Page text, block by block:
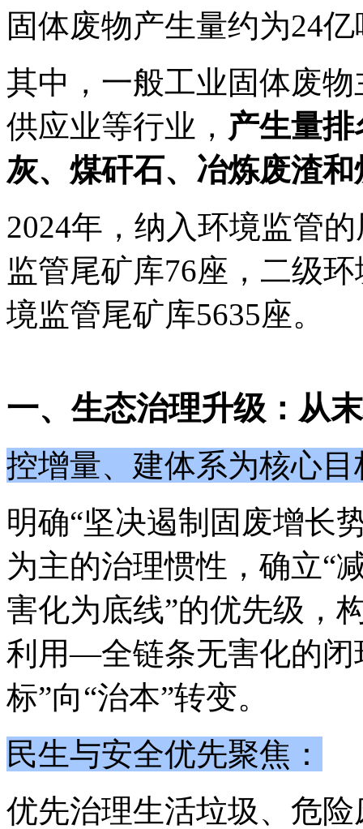
固体废物产生量约为24亿
其中，一般工业固体废
供应业等行业， 产生量
灰、煤矸石、冶炼废渣和
2024年，纳入环境监管
监管尾矿库76座，二级
境监管尾矿库5635座。
一、生态治理升级：从
控增量、建体系为核心目
明确“坚决遏制固废增长
为主的治理惯性，确立“
害化为底线”的优先级
利用—全链条无害化的闭
标”向“治本”转变。
民生与安全优先聚焦：
优先治理生活垃圾、危险